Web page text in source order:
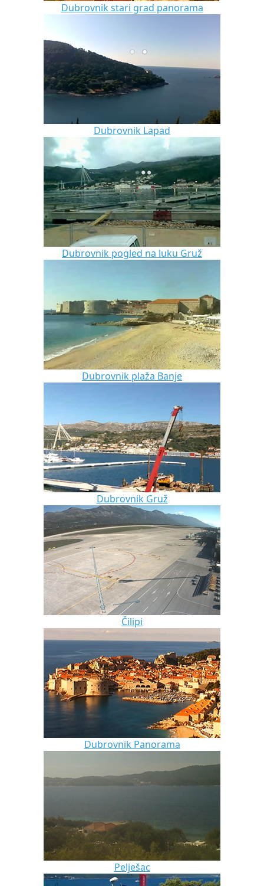
Dubrovnik stari grad panorama
Dubrovnik Lapad
Dubrovnik pogled na luku Gruž
Dubrovnik plaža Banje
Dubrovnik Gruž
Čilipi
Dubrovnik Panorama
Pelješac